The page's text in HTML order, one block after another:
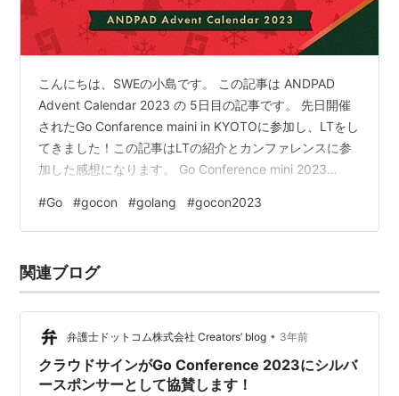
こんにちは、SWEの小島です。 この記事は ANDPAD
Advent Calendar 2023 の 5日目の記事です。 先日開催
されたGo Confarence maini in KYOTOに参加し、LTをし
てきました！この記事はLTの紹介とカンファレンスに参
加した感想になります。 Go Conference mini 2023
Conference miniは全国各地のGo言語コミュニティが企
画・運営を行っており、去年は仙台にて開催されており
「Go …
#Go #gocon #golang #gocon2023
関連ブログ
弁護士ドットコム株式会社 Creators’ blog • 3年前
クラウドサインがGo Conference 2023にシルバ
ースポンサーとして協賛します！